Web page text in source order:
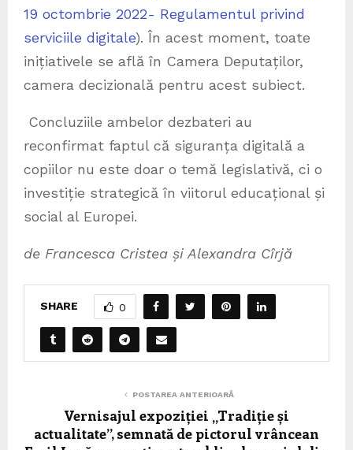
19 octombrie 2022- Regulamentul privind
serviciile digitale). În acest moment, toate
inițiativele se află în Camera Deputaților,
camera decizională pentru acest subiect.
Concluziile ambelor dezbateri au
reconfirmat faptul că siguranța digitală a
copiilor nu este doar o temă legislativă, ci o
investiție strategică în viitorul educațional și
social al Europei.
de Francesca Cristea și Alexandra Cîrjă
SHARE 0
POSTAREA ANTERIOARĂ
Vernisajul expoziției „Tradiție și
actualitate”, semnată de pictorul vrâncean